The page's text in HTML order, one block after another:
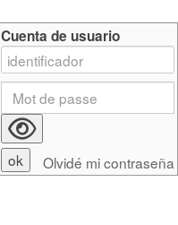
Cuenta de usuario
Olvidé mi contraseña